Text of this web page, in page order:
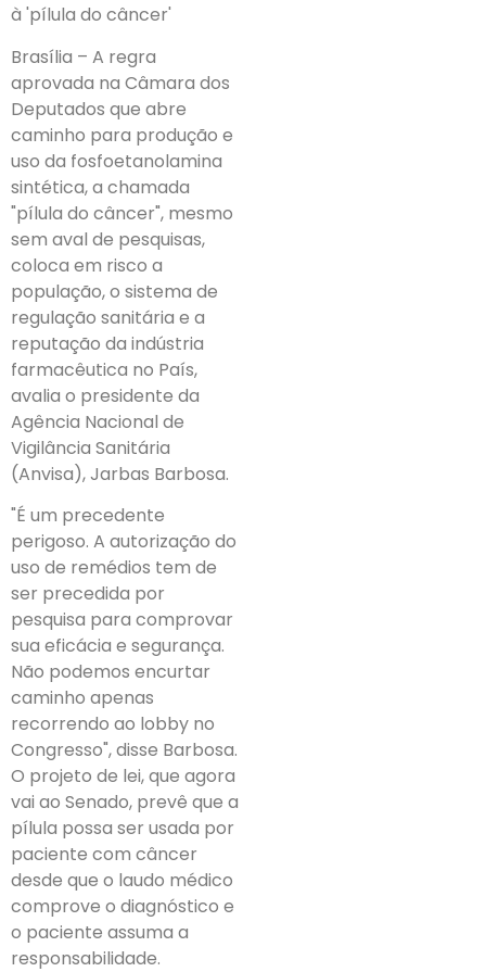
à 'pílula do câncer'
Brasília – A regra
aprovada na Câmara dos
Deputados que abre
caminho para produção e
uso da fosfoetanolamina
sintética, a chamada
"pílula do câncer", mesmo
sem aval de pesquisas,
coloca em risco a
população, o sistema de
regulação sanitária e a
reputação da indústria
farmacêutica no País,
avalia o presidente da
Agência Nacional de
Vigilância Sanitária
(Anvisa), Jarbas Barbosa.
"É um precedente
perigoso. A autorização do
uso de remédios tem de
ser precedida por
pesquisa para comprovar
sua eficácia e segurança.
Não podemos encurtar
caminho apenas
recorrendo ao lobby no
Congresso", disse Barbosa.
O projeto de lei, que agora
vai ao Senado, prevê que a
pílula possa ser usada por
paciente com câncer
desde que o laudo médico
comprove o diagnóstico e
o paciente assuma a
responsabilidade.